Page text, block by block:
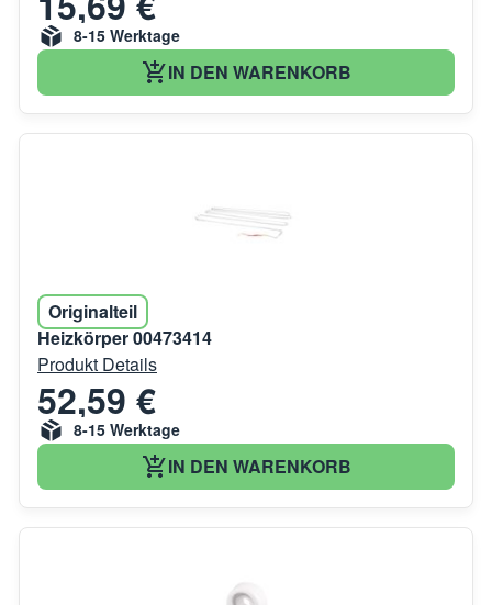
8-15 Werktage
IN DEN WARENKORB
Originalteil
Heizkörper 00473414
Produkt Details
52,59 €
8-15 Werktage
IN DEN WARENKORB